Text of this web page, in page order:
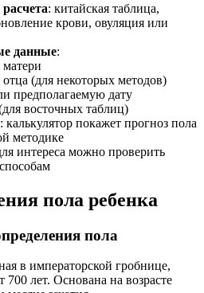
: китайская таблица,
крови, овуляция или
данные:
(для некоторых методов)
предполагаемую дату
восточных таблиц)
: калькулятор покажет прогноз пола
методике
интереса можно проверить
пола ребенка
пола
в императорской гробнице,
700 лет. Основана на возрасте